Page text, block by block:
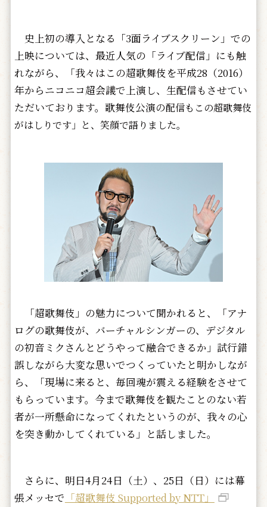
史上初の導入となる「3面ライブスクリーン」での
上映については、最近人気の「ライブ配信」にも触
れながら、「我々はこの超歌舞伎を平成28（2016）
年からニコニコ超会議で上演し、生配信もさせてい
ただいております。歌舞伎公演の配信もこの超歌舞伎
がはしりです」と、笑顔で語りました。
「超歌舞伎」の魅力について聞かれると、「アナ
ログの歌舞伎が、バーチャルシンガーの、デジタル
の初音ミクさんとどうやって融合できるか」試行錯
誤しながら大変な思いでつくっていたと明かしなが
ら、「現場に来ると、毎回魂が震える経験をさせて
もらっています。今まで歌舞伎を観たことのない若
者が一所懸命になってくれたというのが、我々の心
を突き動かしてくれている」と話しました。
さらに、明日4月24日（土）、25日（日）には幕
張メッセで 「超歌舞伎 Supported by NTT」